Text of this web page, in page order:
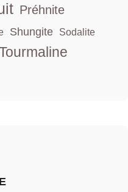
Préhnite
Shungite Sodalite